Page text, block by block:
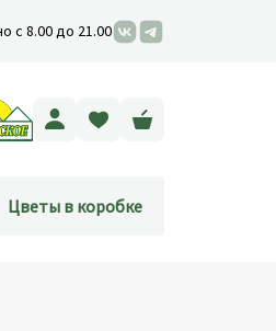
с 8.00 до 21.00
Цветы в коробке